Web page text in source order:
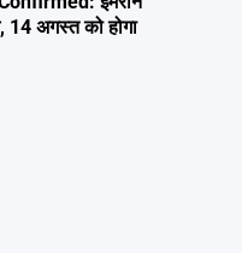
14 अगस्त को होगा